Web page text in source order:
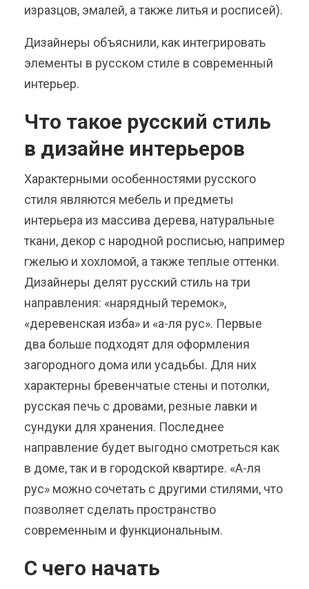
изразцов, эмалей, а также литья и росписей).
Дизайнеры объяснили, как интегрировать
элементы в русском стиле в современный
интерьер.
Что такое русский стиль
в дизайне интерьеров
Характерными особенностями русского
стиля являются мебель и предметы
интерьера из массива дерева, натуральные
ткани, декор с народной росписью, например
гжелью и хохломой, а также теплые оттенки.
Дизайнеры делят русский стиль на три
направления: «нарядный теремок»,
«деревенская изба» и «а-ля рус». Первые
два больше подходят для оформления
загородного дома или усадьбы. Для них
характерны бревенчатые стены и потолки,
русская печь с дровами, резные лавки и
сундуки для хранения. Последнее
направление будет выгодно смотреться как
в доме, так и в городской квартире. «А-ля
рус» можно сочетать с другими стилями, что
позволяет сделать пространство
современным и функциональным.
С чего начать